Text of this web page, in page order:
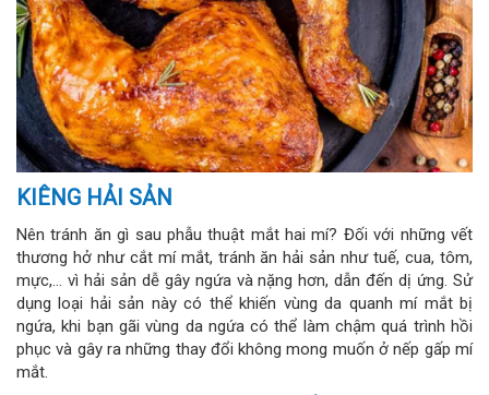
KIÊNG HẢI SẢN
Nên tránh ăn gì sau phẫu thuật mắt hai mí? Đối với những vết
thương hở như cắt mí mắt, tránh ăn hải sản như tuế, cua, tôm,
mực,… vì hải sản dễ gây ngứa và nặng hơn, dẫn đến dị ứng. Sử
dụng loại hải sản này có thể khiến vùng da quanh mí mắt bị
ngứa, khi bạn gãi vùng da ngứa có thể làm chậm quá trình hồi
phục và gây ra những thay đổi không mong muốn ở nếp gấp mí
mắt.